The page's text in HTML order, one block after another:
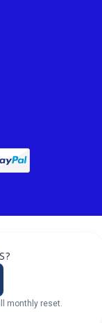
monthly reset.